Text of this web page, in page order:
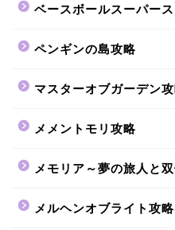
ベースボールスーパー
ペンギンの島攻略
マスターオブガーデン
メメントモリ攻略
メモリア～夢の旅人と
メルヘンオブライト攻略